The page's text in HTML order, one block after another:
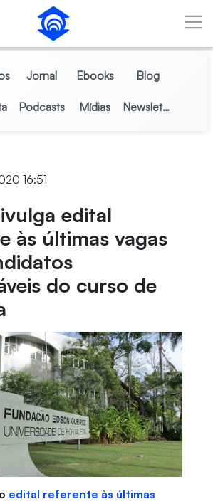
principal
Jornal Ebooks Blog
Podcasts Mídias Newsletter
16:51
edital
às últimas vagas
do curso de
edital referente às últimas